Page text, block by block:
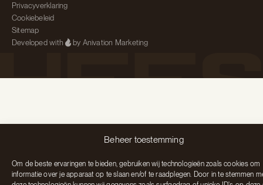
Beheer toestemming
Om de beste ervaringen te bieden, gebruiken wij technologieën zoals cookies om
informatie over je apparaat op te slaan en/of te raadplegen. Door in te stemmen
Privacyverklaring
Cookiebeleid
Sitemap
Developed with
by Anivation Marketing